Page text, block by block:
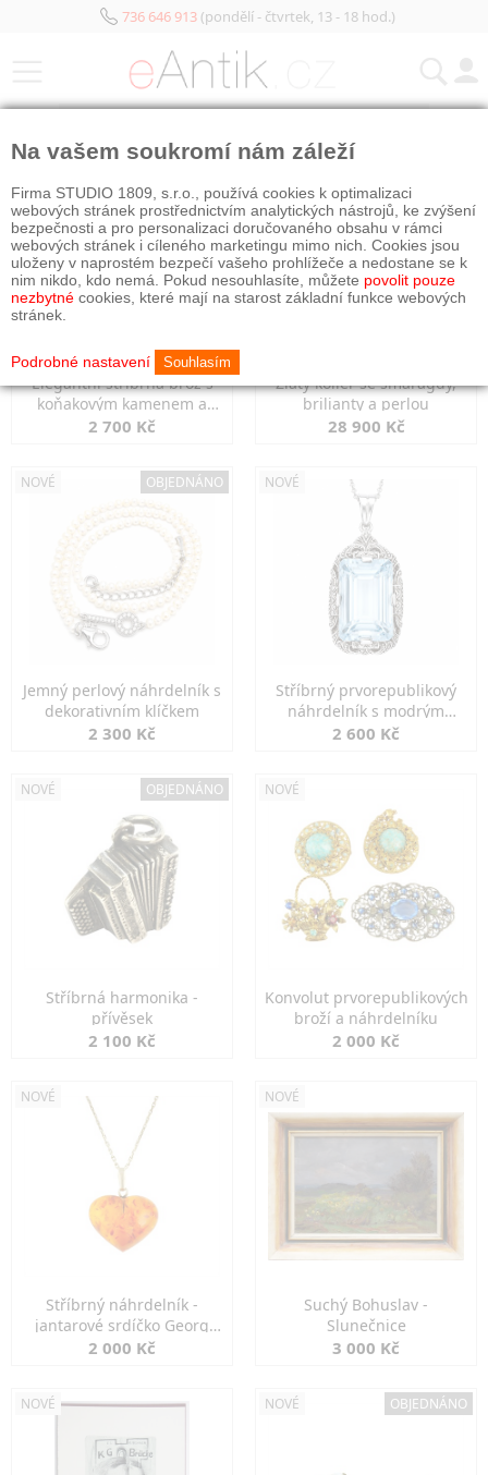
736 646 913(pondělí - čtvrtek, 13 - 18 hod.)
Elegantní stříbrná brož s
koňakovým kamenem a
markazity
2 700 Kč
Zlatý kolier se smaragdy,
brilianty a perlou
28 900 Kč
NOVÉ OBJEDNÁNO
Jemný perlový náhrdelník s
dekorativním klíčkem
2 300 Kč
NOVÉ
Stříbrný prvorepublikový
náhrdelník s modrým
spinelem
2 600 Kč
NOVÉ OBJEDNÁNO
Stříbrná harmonika -
přívěsek
2 100 Kč
NOVÉ
Konvolut prvorepublikových
broží a náhrdelníku
2 000 Kč
NOVÉ
Stříbrný náhrdelník -
jantarové srdíčko Georg
Kramer
2 000 Kč
NOVÉ
Suchý Bohuslav -
Slunečnice
3 000 Kč
NOVÉ NOVÉ OBJEDNÁNO
Na vašem soukromí nám záleží
Firma STUDIO 1809, s.r.o., používá cookies k optimalizaci
webových stránek prostřednictvím analytických nástrojů, ke zvýšení
bezpečnosti a pro personalizaci doručovaného obsahu v rámci
webových stránek i cíleného marketingu mimo nich. Cookies jsou
uloženy v naprostém bezpečí vašeho prohlížeče a nedostane se k
nim nikdo, kdo nemá. Pokud nesouhlasíte, můžete povolit pouze
nezbytné cookies, které mají na starost základní funkce webových
stránek.
Podrobné nastavení Souhlasím